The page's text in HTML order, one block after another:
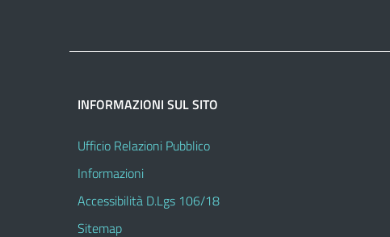
INFORMAZIONI SUL SITO
Ufficio Relazioni Pubblico
Informazioni
Accessibilità D.Lgs 106/18
Sitemap